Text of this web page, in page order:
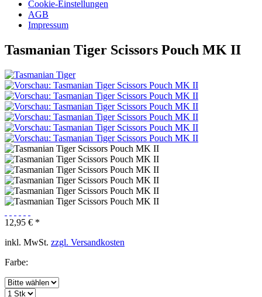
Cookie-Einstellungen
AGB
Impressum
Tasmanian Tiger Scissors Pouch MK II
12,95 € *
inkl. MwSt. zzgl. Versandkosten
Farbe: